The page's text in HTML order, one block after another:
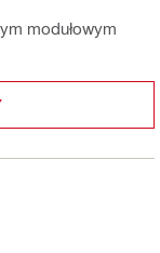
modułowym